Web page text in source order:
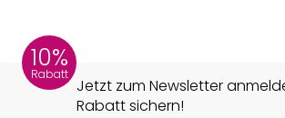
10%
Rabatt
Jetzt zum Newsletter
Rabatt sichern!